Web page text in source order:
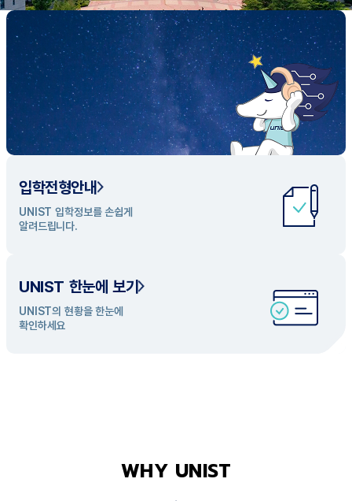
새내기학부에서
전공탐색 프로그램을 통해 나에게 맞는 최
적의 전공을 찾아보세요.
전공탐색 가이드 바로가기
UNIST 학과 소개
UNIST의 개성있는 학과들을
탐색해 보세요
입학전형안내
UNIST 입학정보를 손쉽게
알려드립니다.
UNIST 한눈에 보기
UNIST의 현황을 한눈에
확인하세요
WHY UNIST